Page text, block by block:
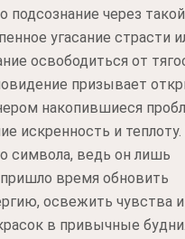
подсознание через
угасание страсти
освободиться от
призывает
накопившиеся
искренность и
символа, ведь он лишь
время обновить
освежить чувства и
в привычные будни.